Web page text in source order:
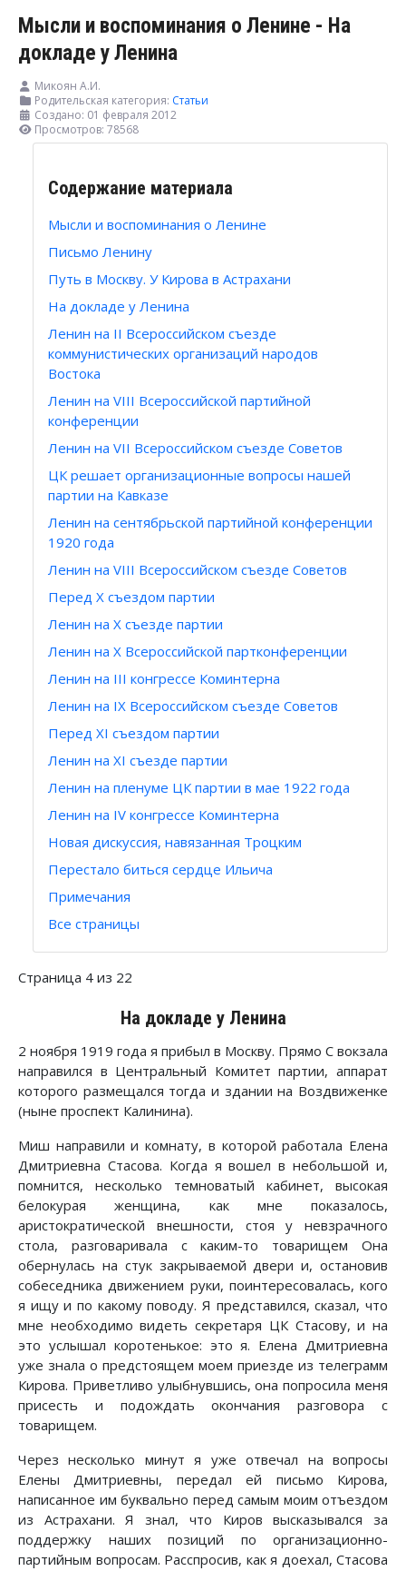
Мысли и воспоминания о Ленине - На
докладе у Ленина
Микоян А.И.
Родительская категория: Статьи
Создано: 01 февраля 2012
Просмотров: 78568
Содержание материала
Мысли и воспоминания о Ленине
Письмо Ленину
Путь в Москву. У Кирова в Астрахани
На докладе у Ленина
Ленин на II Всероссийском съезде
коммунистических организаций народов
Востока
Ленин на VIII Всероссийской партийной
конференции
Ленин на VII Всероссийском съезде Советов
ЦК решает организационные вопросы нашей
партии на Кавказе
Ленин на сентябрьской партийной конференции
1920 года
Ленин на VIII Всероссийском съезде Советов
Перед X съездом партии
Ленин на X съезде партии
Ленин на X Всероссийской партконференции
Ленин на III конгрессе Коминтерна
Ленин на IX Всероссийском съезде Советов
Перед XI съездом партии
Ленин на XI съезде партии
Ленин на пленуме ЦК партии в мае 1922 года
Ленин на IV конгрессе Коминтерна
Новая дискуссия, навязанная Троцким
Перестало биться сердце Ильича
Примечания
Все страницы
Страница 4 из 22
На докладе у Ленина
2 ноября 1919 года я прибыл в Москву. Прямо С вокзала
направился в Центральный Комитет партии, аппарат
которого размещался тогда и здании на Воздвиженке
(ныне проспект Калинина).
Миш направили и комнату, в которой работала Елена
Дмитриевна Стасова. Когда я вошел в небольшой и,
помнится, несколько темноватый кабинет, высокая
белокурая женщина, как мне показалось,
аристократической внешности, стоя у невзрачного
стола, разговаривала с каким-то товарищем Она
обернулась на стук закрываемой двери и, остановив
собеседника движением руки, поинтересовалась, кого
я ищу и по какому поводу. Я представился, сказал, что
мне необходимо видеть секретаря ЦК Стасову, и на
это услышал коротенькое: это я. Елена Дмитриевна
уже знала о предстоящем моем приезде из телеграмм
Кирова. Приветливо улыбнувшись, она попросила меня
присесть и подождать окончания разговора с
товарищем.
Через несколько минут я уже отвечал на вопросы
Елены Дмитриевны, передал ей письмо Кирова,
написанное им буквально перед самым моим отъездом
из Астрахани. Я знал, что Киров высказывался за
поддержку наших позиций по организационно-
партийным вопросам. Расспросив, как я доехал, Стасова